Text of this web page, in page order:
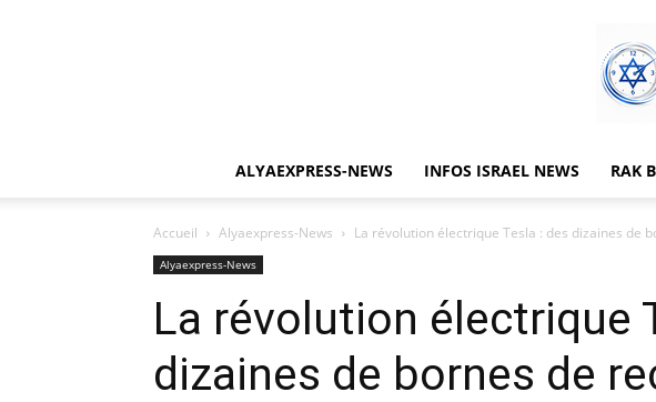
ALYAEXPRESS-NEWS INFOS ISRAEL NEWS RAK
Accueil Alyaexpress-News La révolution électrique Tesla : des dizaines de
Alyaexpress-News
La révolution électrique
dizaines de bornes de